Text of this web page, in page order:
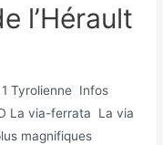
l’Hérault
Tyrolienne Infos
La via-ferrata La via
magnifiques